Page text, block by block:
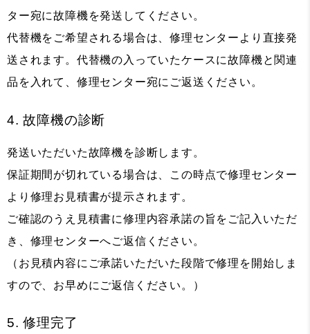
ター宛に故障機を発送してください。
代替機をご希望される場合は、修理センターより直接発
送されます。代替機の入っていたケースに故障機と関連
品を入れて、修理センター宛にご返送ください。
4. 故障機の診断
発送いただいた故障機を診断します。
保証期間が切れている場合は、この時点で修理センター
より修理お見積書が提示されます。
ご確認のうえ見積書に修理内容承諾の旨をご記入いただ
き、修理センターへご返信ください。
（お見積内容にご承諾いただいた段階で修理を開始しま
すので、お早めにご返信ください。）
5. 修理完了